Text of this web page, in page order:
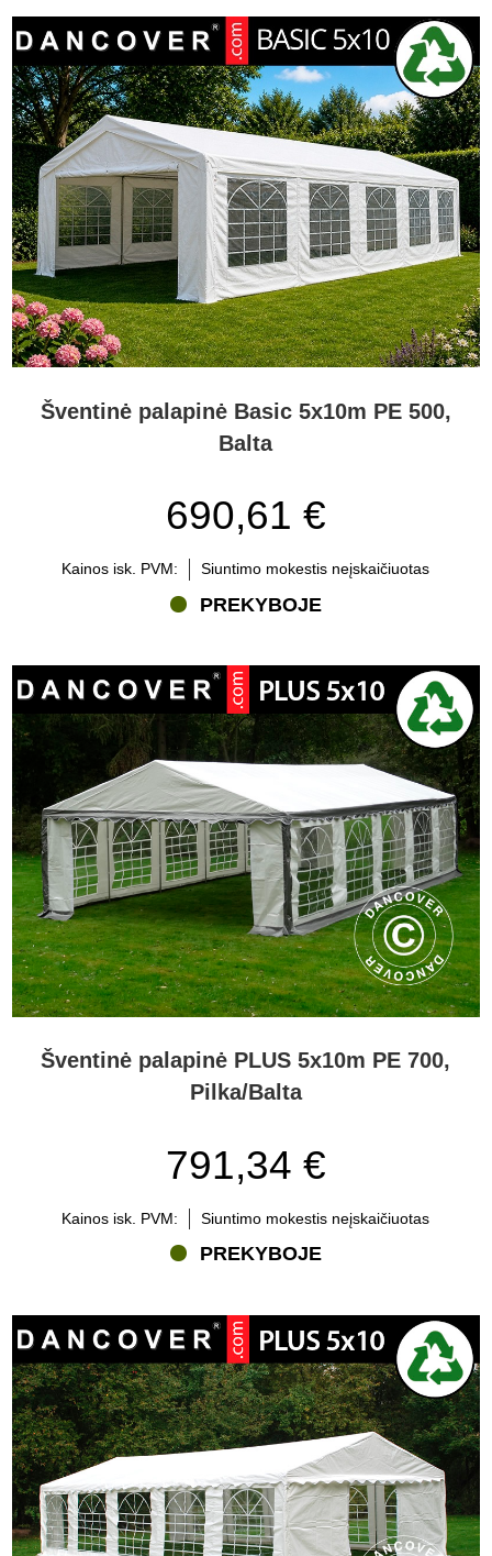
pobūvių palapinė, Semi PRO pobūvių palapinė, PRO pobūvių
palapinė arba PRO+ pobūvių palapinė paprastai bus geresnis
ilgalaikis sprendimas.
Kuo skiriasi PE pobūvių palapinė nuo PVC pobūvių
palapinės?
PE pobūvių palapinė paprastai yra lengvesnė, paprasčiau
naudojama ir pigesnė, todėl idealiai tinka retkarčiais vykstantiems
privatiems renginiams. PVC pobūvių palapinė paprastai yra
sunkesnė, tvirtesnė ir patvaresnė, todėl geriau tinka dažnam
naudojimui, profesionaliems renginiams ir sudėtingesnėms
sąlygoms.
Pirkite PE pobūvių palapinę Flextents.com
PE pobūvių palapinė yra nebrangus būdas sukurti papildomą
tinka retkarčiais naudoti, kai norite praktiškos, lanksčios ir biudžetui
draugiškos palapinės sodui ar kitai lauko erdvei.
sudėtingesniems poreikiams. Pasirinkite tinkamą dydį, saugiai
pritvirtinkite palapinę, pridėkite reikiamus priedus ir sukurkite
svetingą aplinką kitam savo renginiui.
Šventinė palapinė Basic 5x10m PE 500,
Balta
690,61 €
Kainos isk. PVM: Siuntimo mokestis neįskaičiuotas
PREKYBOJE
Šventinė palapinė PLUS 5x10m PE 700,
Pilka/Balta
791,34 €
Kainos isk. PVM: Siuntimo mokestis neįskaičiuotas
PREKYBOJE